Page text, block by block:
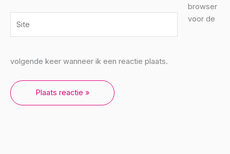
browser
voor de
volgende keer wanneer ik een reactie plaats.